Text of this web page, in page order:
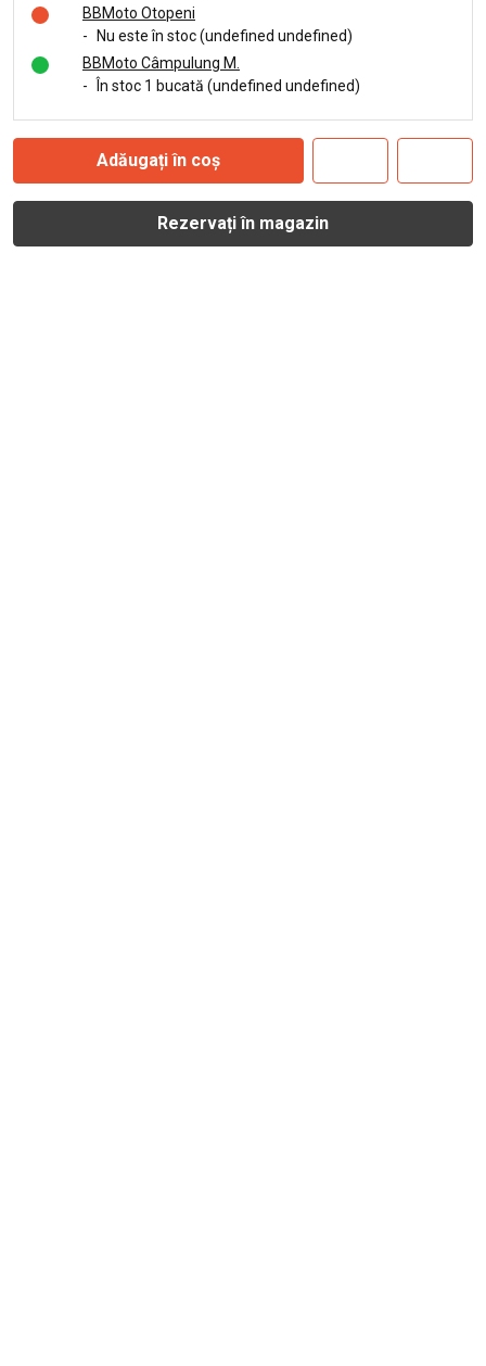
BBMoto Otopeni
- Nu este în stoc (undefined undefined)
BBMoto Câmpulung M.
-
În stoc 1 bucată (undefined undefined)
Adăugați în coș
Rezervați în magazin